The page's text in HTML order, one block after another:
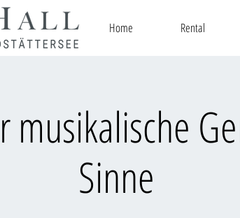
Home Rental
musikalische
Sinne